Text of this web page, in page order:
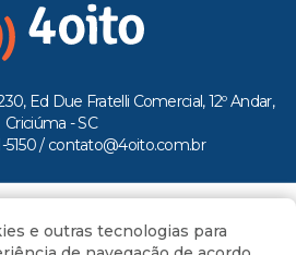
Ed Due Fratelli Comercial, 12º Andar,
Criciúma - SC
5150 / contato@4oito.com.br
reservados ao Portal 4oito
e outras tecnologias para